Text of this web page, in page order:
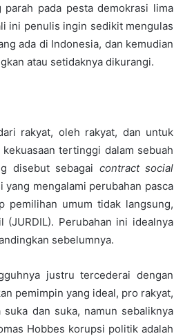
pada pesta demokrasi lima
ini penulis ingin sedikit mengulas
ada di Indonesia, dan kemudian
atau setidaknya dikurangi.
rakyat, oleh rakyat, dan untuk
tertinggi dalam sebuah
disebut sebagai contract social
mengalami perubahan pasca
pemilihan umum tidak langsung,
(JURDIL). Perubahan ini idealnya
sebelumnya.
justru tercederai dengan
pemimpin yang ideal, pro rakyat,
dan suka, namun sebaliknya
Hobbes korupsi politik adalah